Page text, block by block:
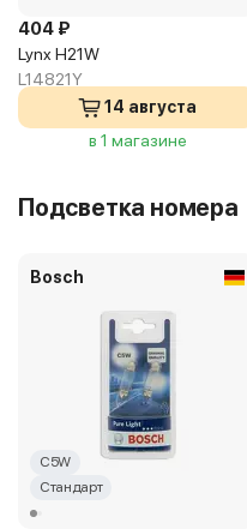
404 ₽
Lynx H21W
L14821Y
14 августа
в 1 магазине
Подсветка номера
Bosch
C5W
Стандарт